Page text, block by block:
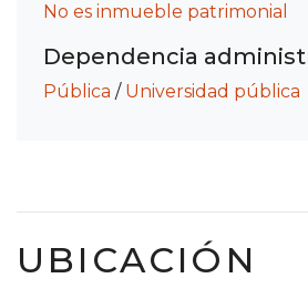
No es inmueble patrimonial
Dependencia
Pública / Universidad pública
UBICACIÓN